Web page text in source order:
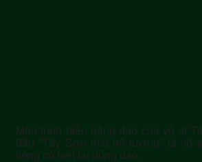
Màn trình diễn bằng đao của võ sĩ
đầu “Tây Sơn thất hổ tướng” là võ
tiếng có biệt tài dùng đao.